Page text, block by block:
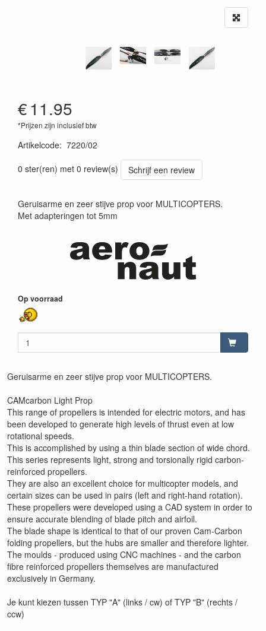
€11.95
*Prijzen zijn inclusief btw
Artikelcode: 7220/02
0 ster(ren) met 0 review(s)
Schrijf een review
Geruisarme en zeer stijve prop voor MULTICOPTERS.
Met adapteringen tot 5mm
Op voorraad
Geruisarme en zeer stijve prop voor MULTICOPTERS.
CAMcarbon Light Prop
This range of propellers is intended for electric motors, and has
been developed to generate high levels of thrust even at low
rotational speeds.
This is accomplished by using a thin blade section of wide chord.
This series represents light, strong and torsionally rigid carbon-
reinforced propellers.
They are also an excellent choice for multicopter models, and
certain sizes can be used in pairs (left and right-hand rotation).
These propellers were developed using a CAD system in order to
ensure accurate blending of blade pitch and airfoil.
The blade shape is identical to that of our proven Cam-Carbon
folding propellers, but the hubs are smaller and therefore lighter.
The moulds - produced using CNC machines - and the carbon
fibre reinforced propellers themselves are manufactured
exclusively in Germany.
Je kunt kiezen tussen TYP "A" (links / cw) of TYP "B" (rechts /
ccw)